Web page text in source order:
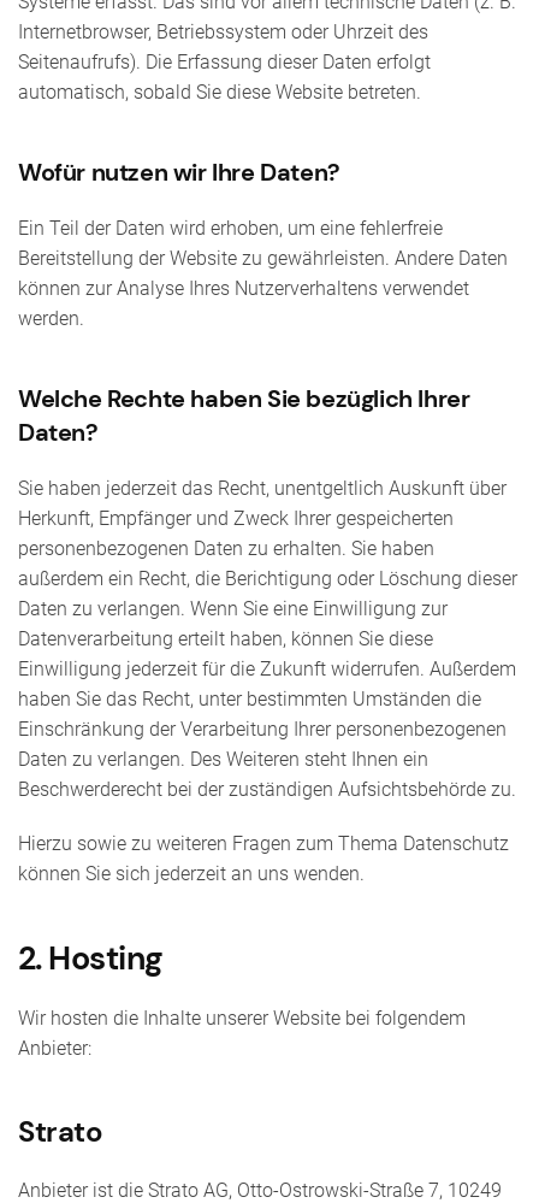
Internetbrowser, Betriebssystem oder Uhrzeit des
Seitenaufrufs). Die Erfassung dieser Daten erfolgt
automatisch, sobald Sie diese Website betreten.
Wofür nutzen wir Ihre Daten?
Ein Teil der Daten wird erhoben, um eine fehlerfreie
Bereitstellung der Website zu gewährleisten. Andere Daten
können zur Analyse Ihres Nutzerverhaltens verwendet
werden.
Welche Rechte haben Sie bezüglich Ihrer
Daten?
Sie haben jederzeit das Recht, unentgeltlich Auskunft über
Herkunft, Empfänger und Zweck Ihrer gespeicherten
personenbezogenen Daten zu erhalten. Sie haben
außerdem ein Recht, die Berichtigung oder Löschung dieser
Daten zu verlangen. Wenn Sie eine Einwilligung zur
Datenverarbeitung erteilt haben, können Sie diese
Einwilligung jederzeit für die Zukunft widerrufen. Außerdem
haben Sie das Recht, unter bestimmten Umständen die
Einschränkung der Verarbeitung Ihrer personenbezogenen
Daten zu verlangen. Des Weiteren steht Ihnen ein
Beschwerderecht bei der zuständigen Aufsichtsbehörde zu.
Hierzu sowie zu weiteren Fragen zum Thema Datenschutz
können Sie sich jederzeit an uns wenden.
2. Hosting
Wir hosten die Inhalte unserer Website bei folgendem
Anbieter:
Strato
Anbieter ist die Strato AG, Otto-Ostrowski-Straße 7, 10249